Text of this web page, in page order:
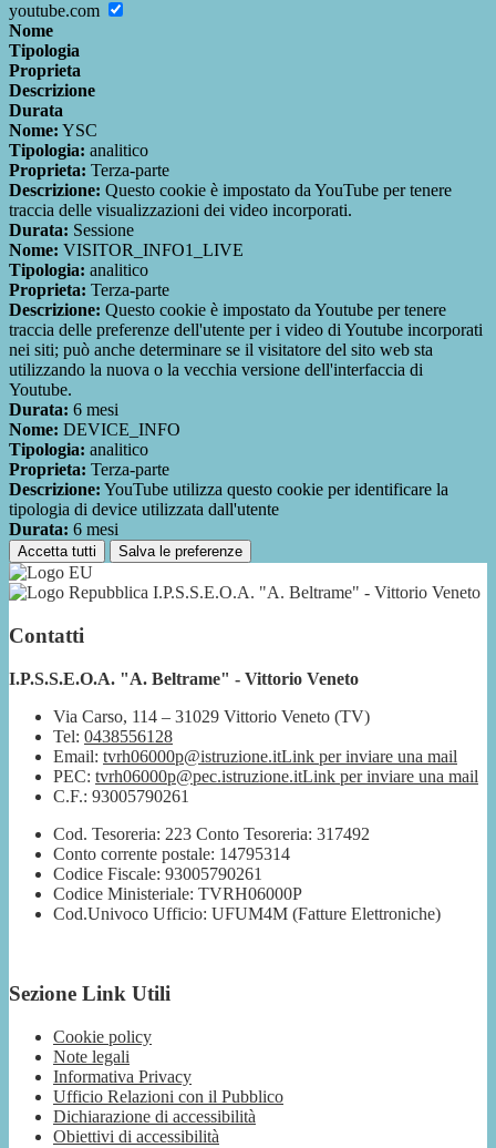
youtube.com
Nome
Tipologia
Proprieta
Descrizione
Durata
Nome: YSC
Tipologia: analitico
Proprieta: Terza-parte
Descrizione: Questo cookie è impostato da YouTube per tenere
traccia delle visualizzazioni dei video incorporati.
Durata: Sessione
Nome: VISITOR_INFO1_LIVE
Tipologia: analitico
Proprieta: Terza-parte
Descrizione: Questo cookie è impostato da Youtube per tenere
traccia delle preferenze dell'utente per i video di Youtube incorporati
nei siti; può anche determinare se il visitatore del sito web sta
utilizzando la nuova o la vecchia versione dell'interfaccia di
Youtube.
Durata: 6 mesi
Nome: DEVICE_INFO
Tipologia: analitico
Proprieta: Terza-parte
Descrizione: YouTube utilizza questo cookie per identificare la
tipologia di device utilizzata dall'utente
Durata: 6 mesi
Accetta tutti Salva le preferenze
I.P.S.S.E.O.A. "A. Beltrame" - Vittorio Veneto
Contatti
I.P.S.S.E.O.A. "A. Beltrame" - Vittorio Veneto
Via Carso, 114 – 31029 Vittorio Veneto (TV)
Tel: 0438556128
Email: tvrh06000p@istruzione.itLink per inviare una mail
PEC: tvrh06000p@pec.istruzione.itLink per inviare una mail
C.F.: 93005790261
Cod. Tesoreria: 223 Conto Tesoreria: 317492
Conto corrente postale: 14795314
Codice Fiscale: 93005790261
Codice Ministeriale: TVRH06000P
Cod.Univoco Ufficio: UFUM4M (Fatture Elettroniche)
Sezione Link Utili
Cookie policy
Note legali
Informativa Privacy
Ufficio Relazioni con il Pubblico
Dichiarazione di accessibilità
Obiettivi di accessibilità